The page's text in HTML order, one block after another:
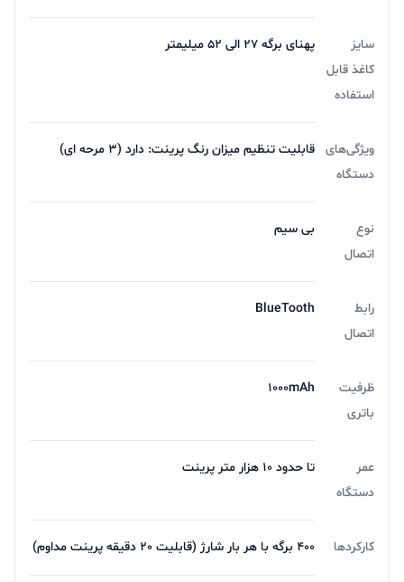
سایز
کاغذ قابل
استفاده
پهنای برگه 27 الی 52 میلیمتر
ویژگی‌های
دستگاه
قابلیت تنظیم میزان رنگ پرینت: دارد (3 مرحه ای)
نوع
اتصال
بی سیم
رابط
اتصال
BlueTooth
ظرفیت
باتری
1000mAh
عمر
دستگاه
تا حدود 10 هزار متر پرینت
کارکردها 400 برگه با هر بار شارژ (قابلیت 20 دقیقه پرینت مداوم)